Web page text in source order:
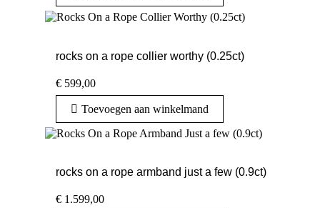
rocks on a rope collier worthy (0.25ct)
€ 599,00
Toevoegen aan winkelmand
rocks on a rope armband just a few (0.9ct)
€ 1.599,00